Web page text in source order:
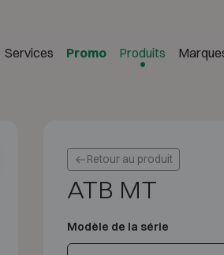
Services Promo Produits
Retour au produit
ATB MT
Modèle de la série